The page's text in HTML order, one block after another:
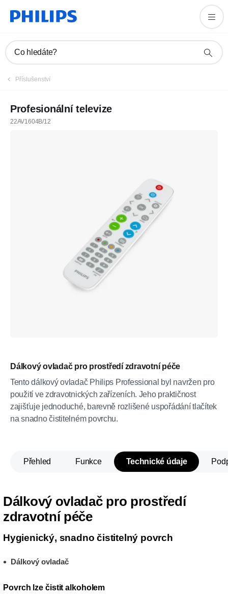
Co hledáte?
Příslušenství
Profesionální televize
22AV1604B/12
Dálkový ovladač pro prostředí zdravotní péče
Tento dálkový ovladač Philips Professional byl navržen pro
použití ve zdravotnických zařízeních. Jeho praktičnost
zajišťuje jednoduché, barevně rozlišené uspořádání tlačítek
na snadno čistitelném povrchu.
Přehled Funkce Technické údaje
Dálkový ovladač pro prostředí
zdravotní péče
Hygienický, snadno čistitelný povrch
Dálkový ovladač
Povrch lze čistit alkoholem